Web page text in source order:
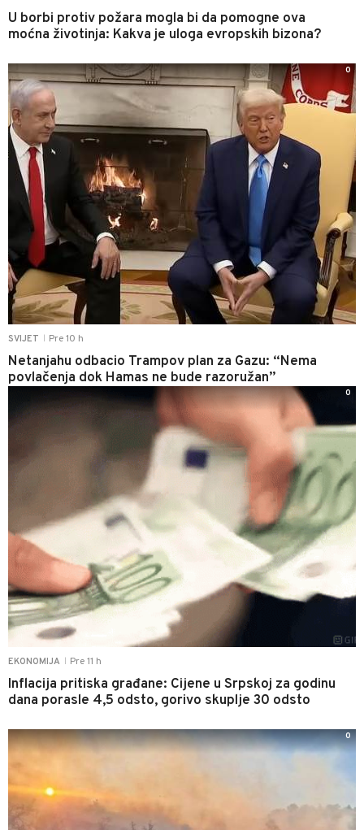
U borbi protiv požara mogla bi da pomogne ova
moćna životinja: Kakva je uloga evropskih bizona?
SVIJET Pre 10 h
Netanjahu odbacio Trampov plan za Gazu: “Nema
povlačenja dok Hamas ne bude razoružan”
0
EKONOMIJA Pre 11 h
Inflacija pritiska građane: Cijene u Srpskoj za godinu
dana porasle 4,5 odsto, gorivo skuplje 30 odsto
0
0